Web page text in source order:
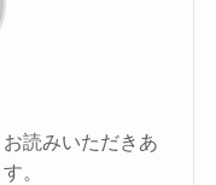
読みいただきあ
。